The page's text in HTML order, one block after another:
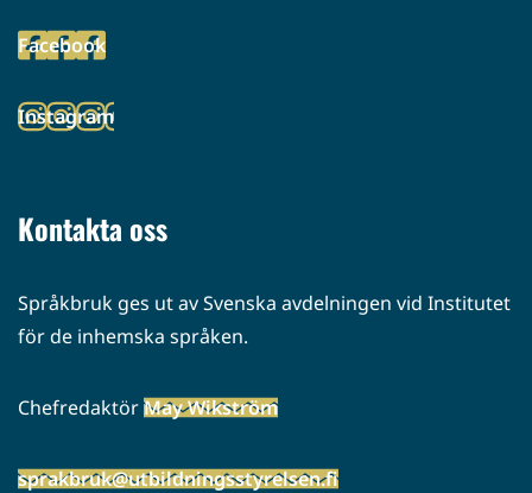
palveluun)
Facebook
(siirryt
palveluun)
Instagram
(siirryt
Kontakta oss
Språkbruk ges ut av Svenska avdelningen vid Institutet
för de inhemska språken.
ChefredaktörMay Wikström
sprakbruk@utbildningsstyrelsen.fi